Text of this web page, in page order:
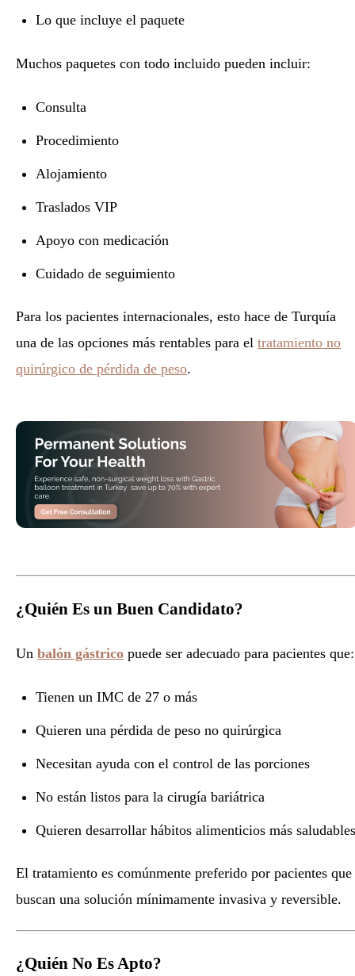
Lo que incluye el paquete
Muchos paquetes con todo incluido pueden incluir:
Consulta
Procedimiento
Alojamiento
Traslados VIP
Apoyo con medicación
Cuidado de seguimiento
Para los pacientes internacionales, esto hace de Turquía
una de las opciones más rentables para el tratamiento no
quirúrgico de pérdida de peso.
¿Quién Es un Buen Candidato?
Un balón gástrico puede ser adecuado para pacientes que:
Tienen un IMC de 27 o más
Quieren una pérdida de peso no quirúrgica
Necesitan ayuda con el control de las porciones
No están listos para la cirugía bariátrica
Quieren desarrollar hábitos alimenticios más
El tratamiento es comúnmente preferido por pacientes que
buscan una solución mínimamente invasiva y reversible.
¿Quién No Es Apto?